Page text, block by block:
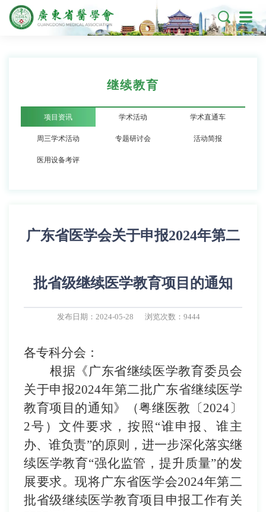

继续教育
项目资讯 学术活动 学术直通车
周三学术活动 专题研讨会 活动简报
医用设备考评
广东省医学会关于申报2024年第二
批省级继续医学教育项目的通知
发布日期：2024-05-28 浏览次数：9444
各专科分会：
根据《广东省继续医学教育委员会
关于申报2024年第二批广东省继续医学
教育项目的通知》
（粤继医教〔2024〕
2号 ）文件要求，按照 “谁申报、谁主
办、谁负责”的原则，进一步深化落实继
续医学教育“强化监管，提升质量”的发
展要求。现将广东省医学会2024年第二
批省级继续医学教育项目申报工作有关